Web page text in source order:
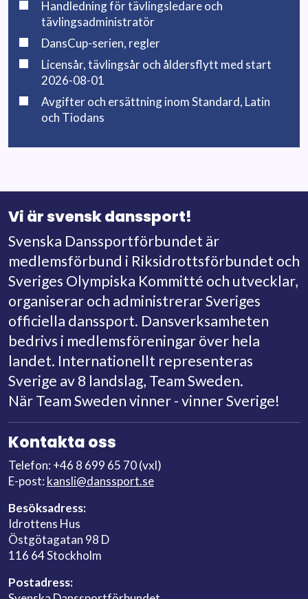
Handledning för tävlingsledare och
tävlingsadministratör
DansCup-serien, regler
Licensår, tävlingsår och åldersflytt med start
2026-08-01
Avgifter och ersättning inom Standard, Latin
och Tiodans
Vi är svensk danssport!
Svenska Danssportförbundet är
medlemsförbund i Riksidrottsförbundet och
Sveriges Olympiska Kommitté och utvecklar,
organiserar och administrerar Sveriges
officiella danssport. Dansverksamheten
bedrivs i medlemsföreningar över hela
landet. Internationellt representeras
Sverige av 8 landslag, Team Sweden.
När Team Sweden vinner - vinner Sverige!
Kontakta oss
Telefon: +46 8 699 65 70 (vxl)
E-post: kansli@danssport.se
Besöksadress:
Idrottens Hus
Östgötagatan 98 D
116 64 Stockholm
Postadress: